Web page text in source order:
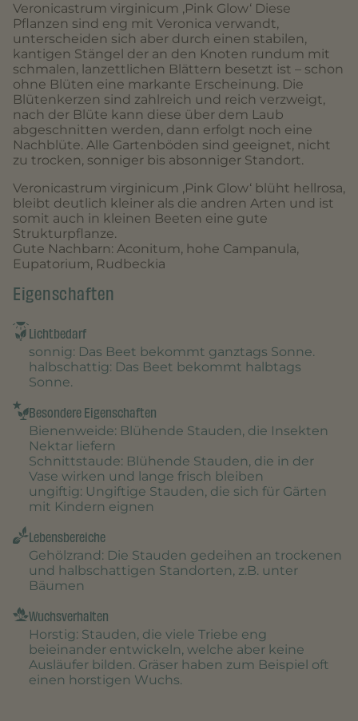
Veronicastrum virginicum ‚Pink Glow‘ Diese
Pflanzen sind eng mit Veronica verwandt,
unterscheiden sich aber durch einen stabilen,
kantigen Stängel der an den Knoten rundum mit
schmalen, lanzettlichen Blättern besetzt ist – schon
ohne Blüten eine markante Erscheinung. Die
Blütenkerzen sind zahlreich und reich verzweigt,
nach der Blüte kann diese über dem Laub
abgeschnitten werden, dann erfolgt noch eine
Nachblüte. Alle Gartenböden sind geeignet, nicht
zu trocken, sonniger bis absonniger Standort.
Veronicastrum virginicum ‚Pink Glow‘ blüht hellrosa,
bleibt deutlich kleiner als die andren Arten und ist
somit auch in kleinen Beeten eine gute
Strukturpflanze.
Gute Nachbarn: Aconitum, hohe Campanula,
Eupatorium, Rudbeckia
Eigenschaften
Lichtbedarf
sonnig: Das Beet bekommt ganztags Sonne.
halbschattig: Das Beet bekommt halbtags
Sonne.
Besondere Eigenschaften
Bienenweide: Blühende Stauden, die Insekten
Nektar liefern
Schnittstaude: Blühende Stauden, die in der
Vase wirken und lange frisch bleiben
ungiftig: Ungiftige Stauden, die sich für Gärten
mit Kindern eignen
Lebensbereiche
Gehölzrand: Die Stauden gedeihen an trockenen
und halbschattigen Standorten, z.B. unter
Bäumen
Wuchsverhalten
Horstig: Stauden, die viele Triebe eng
beieinander entwickeln, welche aber keine
Ausläufer bilden. Gräser haben zum Beispiel oft
einen horstigen Wuchs.